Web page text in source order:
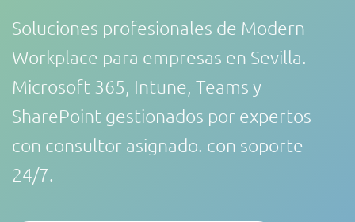
Soluciones profesionales de Modern
Workplace para empresas en Sevilla.
Microsoft 365, Intune, Teams y
SharePoint gestionados por expertos
con consultor asignado. con soporte
24/7.